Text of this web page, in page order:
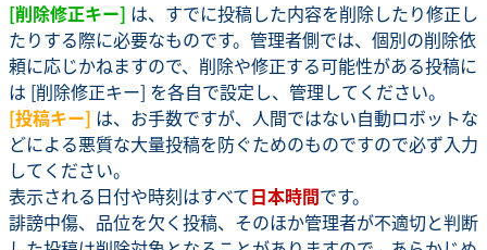
[削除修正キー] は、すでに投稿した内容を削除したり修正し
たりする際に必要なものです。管理者側では、個別の削除依
頼に応じかねますので、削除や修正する可能性がある投稿に
は [削除修正キー] を各自で設定し、管理してください。
[投稿キー] は、お手数ですが、人間ではない自動ロボットな
どによる悪質な大量投稿を防ぐためのものですので必ず入力
してください。
表示される日付や時刻はすべて日本時間です。
誹謗中傷、品位を欠く投稿、そのほか管理者が不適切と判断